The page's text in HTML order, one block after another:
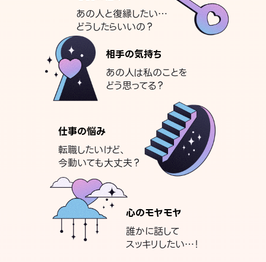
あの人と復縁したい…
どうしたらいいの？
相手の気持ち
あの人は私のことを
どう思ってる？
仕事の悩み
転職したいけど、
今動いても大丈夫？
心のモヤモヤ
誰かに話して
スッキリしたい…！